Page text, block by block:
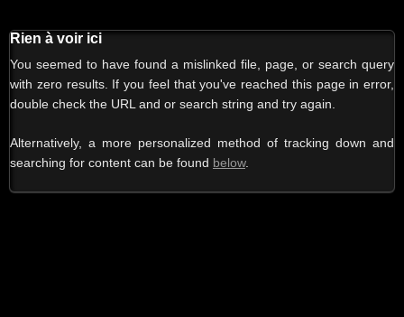
Rien à voir ici
You seemed to have found a mislinked file, page, or search query
with zero results. If you feel that you've reached this page in error,
double check the URL and or search string and try again.
Alternatively, a more personalized method of tracking down and
searching for content can be found below.